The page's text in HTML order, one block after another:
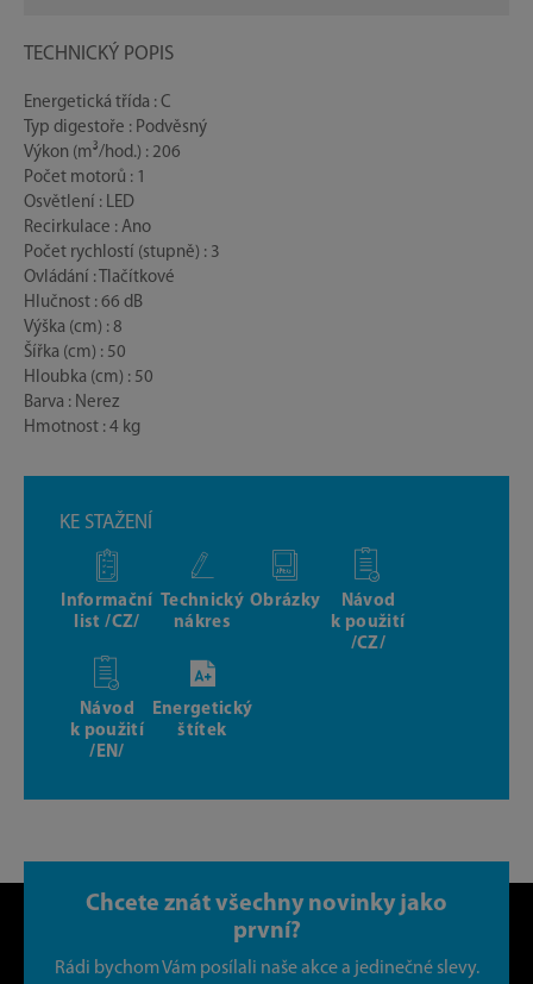
TECHNICKÝ POPIS
Energetická třída : C
Typ digestoře : Podvěsný
Výkon (m³/hod.) : 206
Počet motorů : 1
Osvětlení : LED
Recirkulace : Ano
Počet rychlostí (stupně) : 3
Ovládání : Tlačítkové
Hlučnost : 66 dB
Výška (cm) : 8
Šířka (cm) : 50
Hloubka (cm) : 50
Barva : Nerez
Hmotnost : 4 kg
KE STAŽENÍ
Informační
list /CZ/
Technický
nákres
Obrázky
Návod
k použití
/CZ/
Návod
k použití
/EN/
Energetický
štítek
Chcete znát všechny novinky jako
první?
Rádi bychom Vám posílali naše akce a jedinečné slevy.